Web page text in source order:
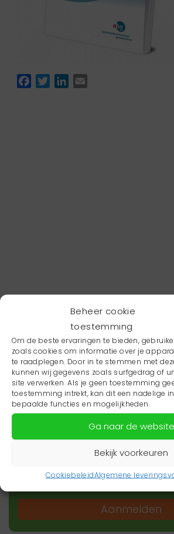
Beheer cookie
toestemming
Om de beste ervaringen te bieden,
zoals cookies om informatie over je
te raadplegen. Door in te stemmen met
kunnen wij gegevens zoals surfgedrag of
site verwerken. Als je geen toestemming
toestemming intrekt, kan dit een nadelige
bepaalde functies en mogelijkheden.
Ga naar de website
Bekijk voorkeuren
CookiebeleidAlgemene
Facebook
TwitterLinkedIn
Wil je niets missen?
Wil je op de hoogte blijven van
zorgnieuws in jouw regio?
onze nieuwsbrief.
Aanmelden